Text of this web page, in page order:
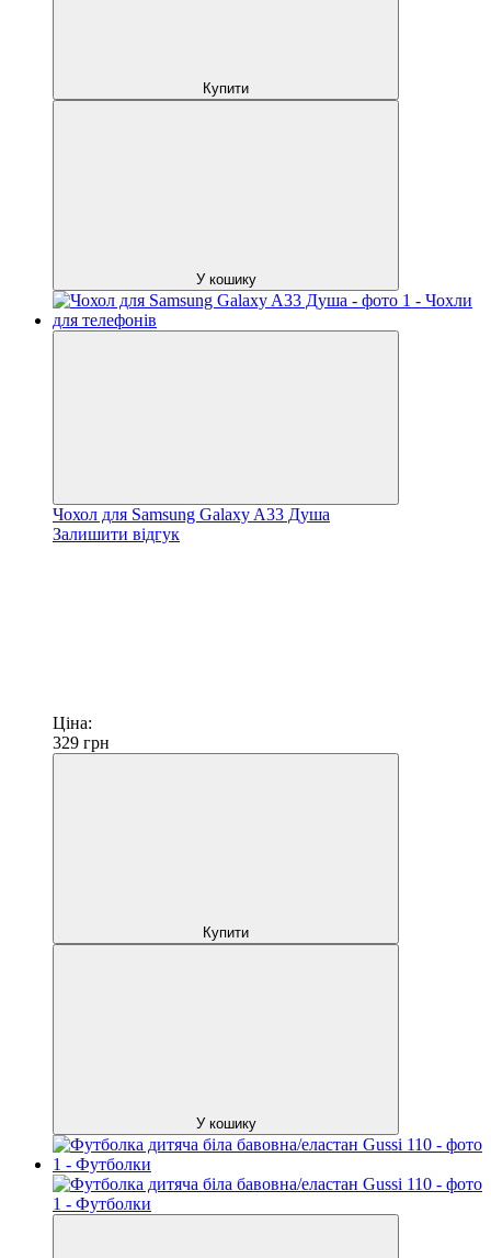
Купити
У кошику
Чохол для Samsung Galaxy A33 Душа
Залишити відгук
Ціна:
329 грн
Купити
У кошику